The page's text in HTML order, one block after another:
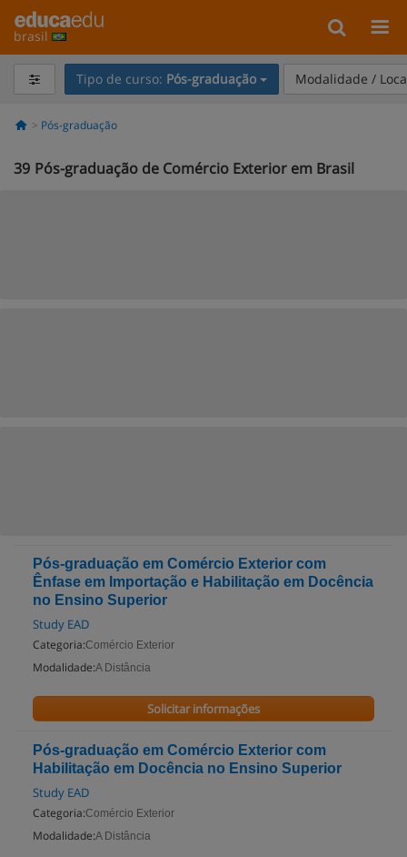
brasil
Tipo de curso: Pós-graduação Modalidade /
Pós-graduação
39 Pós-graduação de Comércio Exterior em Brasil
Pós-graduação em Comércio Exterior com
Ênfase em Importação e Habilitação em Docência
no Ensino Superior
Study EAD
Categoria:Comércio Exterior
Modalidade:A Distância
Solicitar informações
Pós-graduação em Comércio Exterior com
Habilitação em Docência no Ensino Superior
Study EAD
Categoria:Comércio Exterior
Modalidade:A Distância